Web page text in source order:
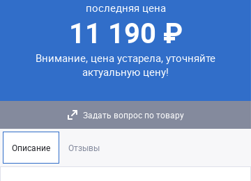
последняя цена
11 190 ₽
Внимание, цена устарела, уточняйте
актуальную цену!
Задать вопрос по товару
Описание Отзывы